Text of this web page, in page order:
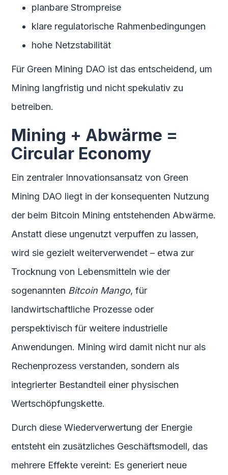
planbare Strompreise
klare regulatorische Rahmenbedingungen
hohe Netzstabilität
Für Green Mining DAO ist das entscheidend, um
Mining langfristig und nicht spekulativ zu
betreiben.
Mining + Abwärme =
Circular Economy
Ein zentraler Innovationsansatz von Green
Mining DAO liegt in der konsequenten Nutzung
der beim Bitcoin Mining entstehenden Abwärme.
Anstatt diese ungenutzt verpuffen zu lassen,
wird sie gezielt weiterverwendet – etwa zur
Trocknung von Lebensmitteln wie der
sogenannten Bitcoin Mango, für
landwirtschaftliche Prozesse oder
perspektivisch für weitere industrielle
Anwendungen. Mining wird damit nicht nur als
Rechenprozess verstanden, sondern als
integrierter Bestandteil einer physischen
Wertschöpfungskette.
Durch diese Wiederverwertung der Energie
entsteht ein zusätzliches Geschäftsmodell, das
mehrere Effekte vereint: Es generiert neue